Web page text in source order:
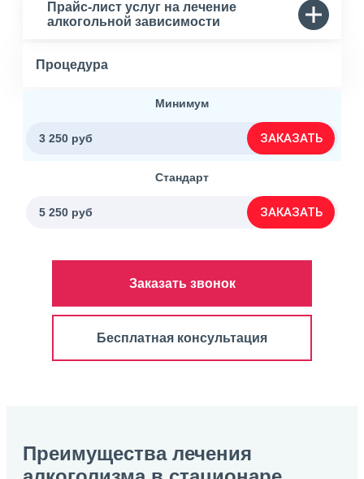
Прайс-лист услуг на лечение
алкогольной зависимости
Процедура
Минимум
3 250 руб ЗАКАЗАТЬ
Стандарт
5 250 руб ЗАКАЗАТЬ
Заказать звонок
Бесплатная консультация
Преимущества лечения